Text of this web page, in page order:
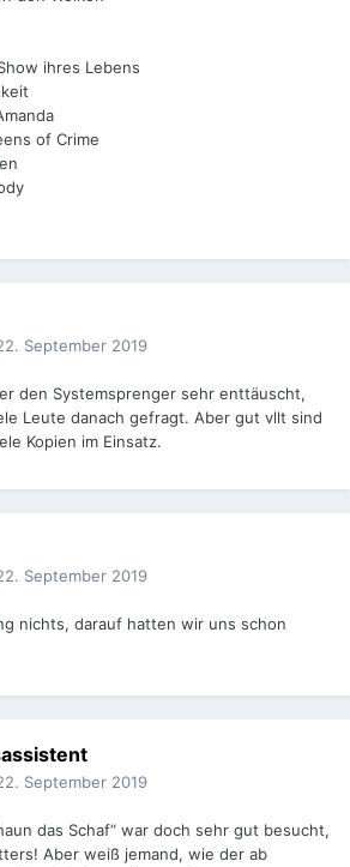
ihres Lebens
of Crime
September 2019
den Systemsprenger sehr enttäuscht,
Leute danach gefragt. Aber gut vllt sind
Kopien im Einsatz.
September 2019
nichts, darauf hatten wir uns schon
September 2019
das Schaf“ war doch sehr gut besucht,
Aber weiß jemand, wie der ab